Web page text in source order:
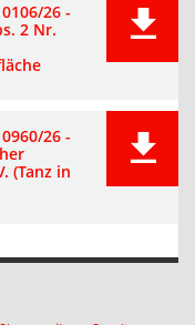
26 -
2 Nr.
26 -
(Tanz in